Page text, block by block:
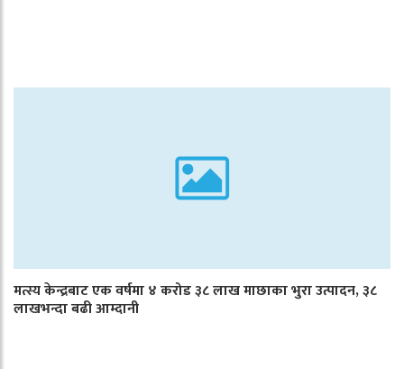
मत्स्य केन्द्रबाट एक वर्षमा ४ करोड ३८ लाख माछाका भुरा उत्पादन, ३८
लाखभन्दा बढी आम्दानी